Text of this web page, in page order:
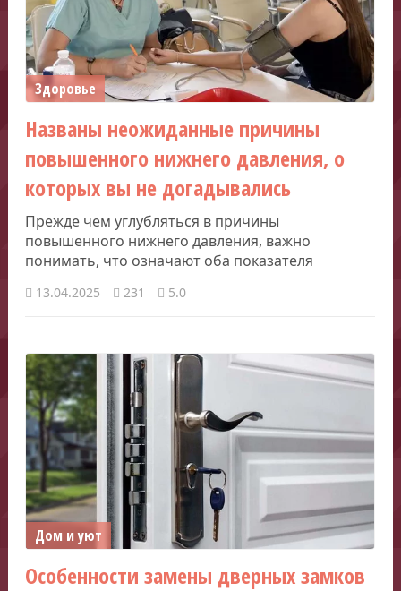
Здоровье
Названы неожиданные причины
повышенного нижнего давления, о
которых вы не догадывались
Прежде чем углубляться в причины
повышенного нижнего давления, важно
понимать, что означают оба показателя
13.04.2025 231 5.0
Дом и уют
Особенности замены дверных замков